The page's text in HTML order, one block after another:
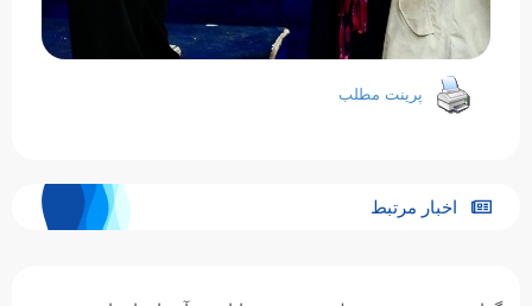
پرینت مطلب
اخبار مرتبط